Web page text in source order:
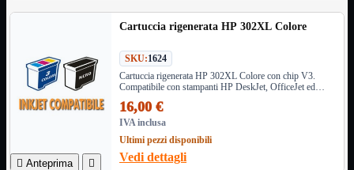
VOIP 
WiFi 
Access Point
Uso Esterno
Uso Interno
WiFi
PCI
PCI-Express
USB
 Anteprima 
Cartuccia rigenerata HP 302XL Colore
SKU:1624
Cartuccia rigenerata HP 302XL Colore con chip V3.
Compatibile con stampanti HP DeskJet, OfficeJet ed
16,00 €
IVA inclusa
Ultimi pezzi disponibili
Vedi dettagli